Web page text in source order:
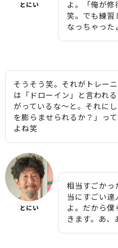
とにい
よ。「俺が修
笑。でも練習
なっちゃった
そうそう笑。それがトレー
は「ドローイン」と言われ
がっているな〜と。それに
を膨らませられるか？」っ
よね笑
とにい
相当すごかっ
当にすごい達
よ。だから僕
きます。あ、